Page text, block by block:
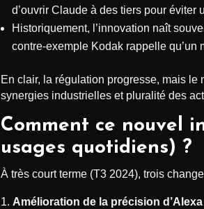
d’ouvrir Claude à des tiers pour éviter
Historiquement, l’innovation naît
contre-exemple Kodak rappelle qu’un
En clair, la régulation progresse, mais
synergies industrielles et pluralité des
Comment ce nouvel
usages quotidiens) ?
À très court terme (T3 2024), trois
Amélioration de la précision d’Alexa